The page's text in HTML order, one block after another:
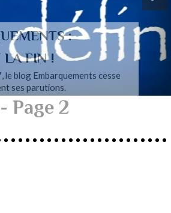
:
LA FIN !
le blog Embarquements cesse
ses parutions.
Page 2